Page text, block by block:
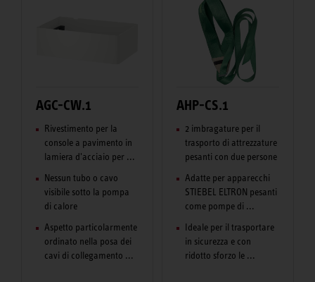
AGC-CW.1
Rivestimento per la
console a pavimento in
lamiera d'acciaio per ...
Nessun tubo o cavo
visibile sotto la pompa
di calore
Aspetto particolarmente
ordinato nella posa dei
cavi di collegamento ...
AHP-CS.1
2 imbragature per il
trasporto di attrezzature
pesanti con due persone
Adatte per apparecchi
STIEBEL ELTRON pesanti
come pompe di ...
Ideale per il trasportare
in sicurezza e con
ridotto sforzo le ...